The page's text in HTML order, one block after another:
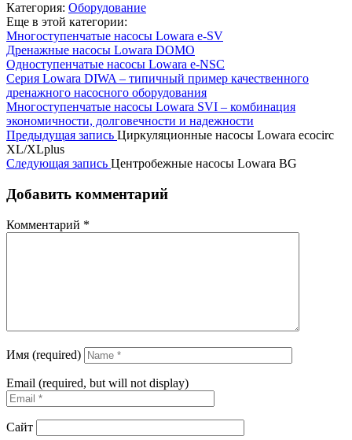
Категория: Оборудование
Еще в этой категории:
Многоступенчатые насосы Lowara e-SV
Дренажные насосы Lowara DOMO
Одноступенчатые насосы Lowara e-NSC
Серия Lowara DIWA – типичный пример качественного
дренажного насосного оборудования
Многоступенчатые насосы Lowara SVI – комбинация
экономичности, долговечности и надежности
Предыдущая запись Циркуляционные насосы Lowara ecocirc
XL/XLplus
Следующая запись Центробежные насосы Lowara BG
Добавить комментарий
Комментарий *
Имя (required)
Email (required, but will not display)
Сайт